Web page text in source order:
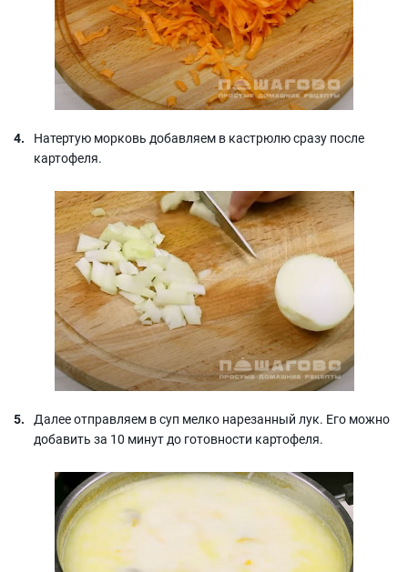
Натертую морковь добавляем в кастрюлю сразу после
картофеля.
Далее отправляем в суп мелко нарезанный лук. Его можно
добавить за 10 минут до готовности картофеля.